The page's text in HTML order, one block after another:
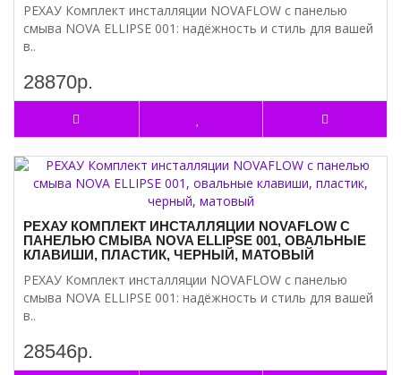
РЕХАУ Комплект инсталляции NOVAFLOW с панелью
смыва NOVA ELLIPSE 001: надёжность и стиль для вашей
в..
28870р.
РЕХАУ КОМПЛЕКТ ИНСТАЛЛЯЦИИ NOVAFLOW С
ПАНЕЛЬЮ СМЫВА NOVA ELLIPSE 001, ОВАЛЬНЫЕ
КЛАВИШИ, ПЛАСТИК, ЧЕРНЫЙ, МАТОВЫЙ
РЕХАУ Комплект инсталляции NOVAFLOW с панелью
смыва NOVA ELLIPSE 001: надёжность и стиль для вашей
в..
28546р.